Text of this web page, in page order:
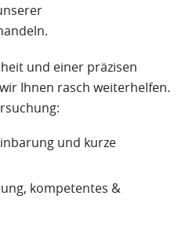
und einer präzisen
Ihnen rasch weiterhelfen.
und kurze
kompetentes &